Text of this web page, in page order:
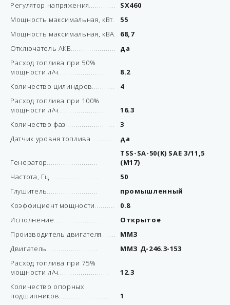
Регулятор напряжения
SX460
Мощность максимальная, кВт
55
Мощность максимальная, кВА
68,7
Отключатель АКБ
да
Расход топлива при 50%
мощности л/ч
8.2
Количество цилиндров
4
Расход топлива при 100%
мощности л/ч
16.3
Количество фаз
3
Датчик уровня топлива
да
Генератор
TSS-SA-50(K) SAE 3/11,5
(М17)
Частота, Гц
50
Глушитель
промышленный
Коэффициент мощности
0.8
Исполнение
Открытое
Производитель двигателя
ММЗ
Двигатель
ММЗ Д-246.3-153
Расход топлива при 75%
мощности л/ч
12.3
Количество опорных
подшипников
1